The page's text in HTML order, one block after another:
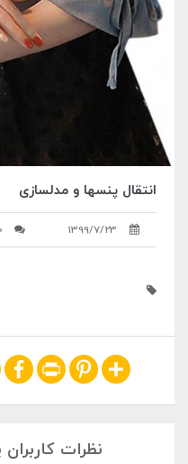
انتقال پنسها و مدلسازی
1399/7/23
0
Share
Pinterest
Print
نظرات